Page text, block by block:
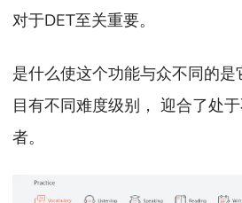
对于DET至关重要。
是什么使这个功能与众不同的
目有不同难度级别， 迎合了处
者。